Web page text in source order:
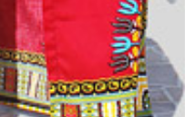
VOIR ICI